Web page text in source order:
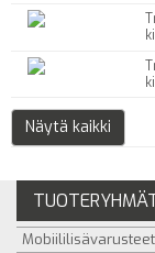
Näytä kaikki
Mobiililisävarusteet